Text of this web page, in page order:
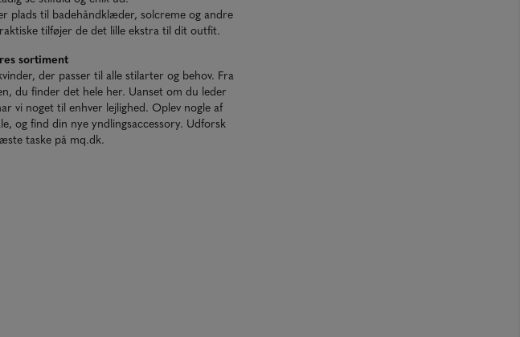
plads til badehåndklæder, solcreme og andre
tilføjer de det lille ekstra til dit outfit.
sortiment
der passer til alle stilarter og behov. Fra
du finder det hele her. Uanset om du leder
vi noget til enhver lejlighed. Oplev nogle af
og find din nye yndlingsaccessory. Udforsk
taske på mq.dk.